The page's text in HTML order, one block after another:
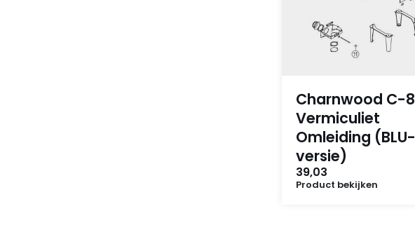
Charnwood C-8
Vermiculiet
Omleiding (BLU-
versie)
39,03
Product bekijken